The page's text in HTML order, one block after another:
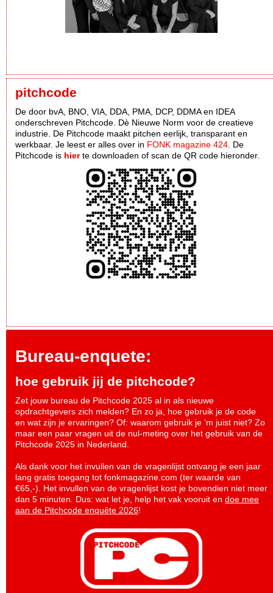
pitchcode
De door bvA, BNO, VIA, DDA, PMA, DCP, DDMA en IDEA
onderschreven Pitchcode. Dè Nieuwe Norm voor de creatieve
industrie. De Pitchcode maakt pitchen eerlijk, transparant en
werkbaar. Je leest er alles over in FONK magazine 424 . De
Pitchcode is hierte downloaden of scan de QR code hieronder.
Bureau-enquete:
hoe gebruik jij de pitchcode?
Zet jouw bureau de Pitchcode 2025 al in als nieuwe
opdrachtgevers zich melden? En zo ja, hoe gebruik je de code
en wat zijn je ervaringen? Of: waarom gebruik je ‘m juist niet? Zo
maar een paar vragen uit de nul-meting over het gebruik van de
Pitchcode 2025 in Nederland.
Als dank voor het invullen van de vragenlijst ontvang je een jaar
lang gratis toegang tot fonkmagazine.com (ter waarde van
€65,-). Het invullen van de vragenlijst kost je bovendien niet meer
dan 5 minuten. Dus: wat let je, help het vak vooruit en doe mee
aan de Pitchcode enquête 2026!